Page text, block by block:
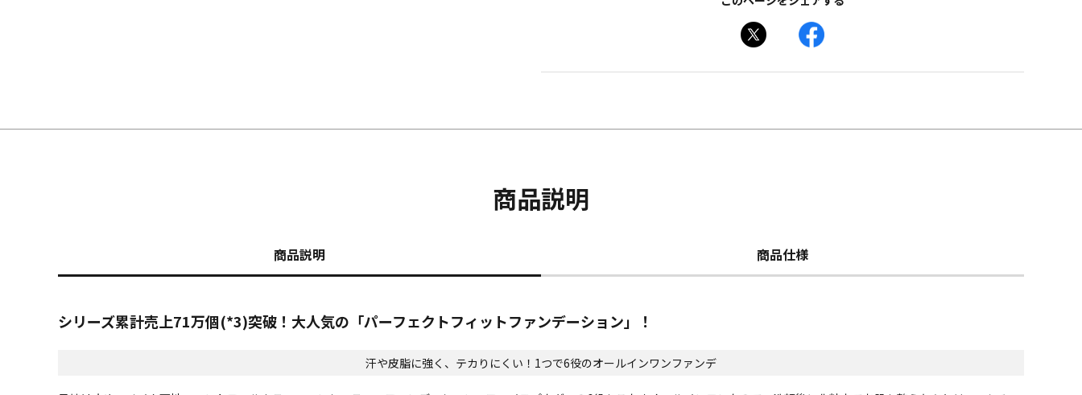
商品説明
商品説明 商品仕様
シリーズ累計売上71万個(*3)突破！大人気の「パーフェクトフィットファンデーション」！
汗や皮脂に強く、テカりにくい！1つで6役のオールインワンファンデ